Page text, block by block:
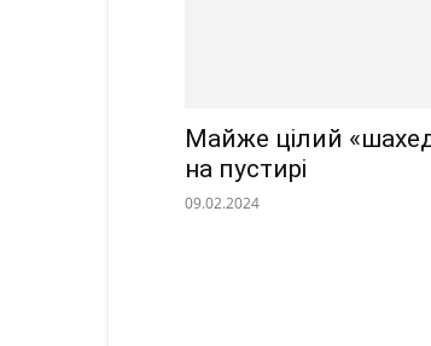
Майже цілий
на пустирі
09.02.2024